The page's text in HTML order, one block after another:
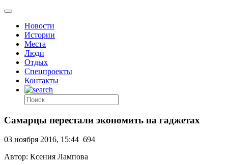
Новости
Истории
Места
Люди
Отдых
Спецпроекты
Контакты
Самарцы перестали экономить на гаджетах
03 ноября 2016, 15:44 694
Автор: Ксения Лампова